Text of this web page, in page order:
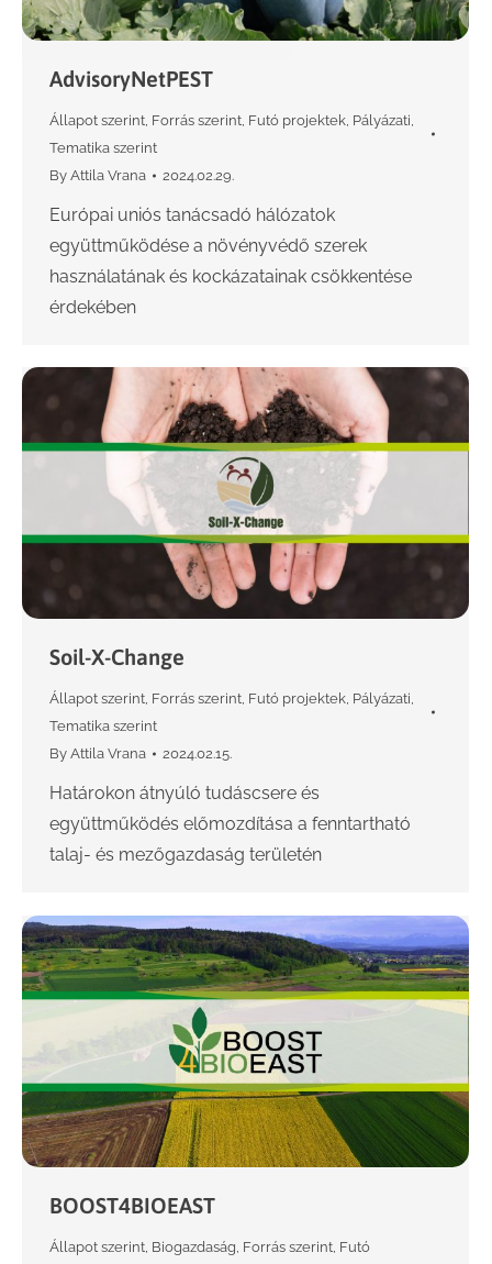
AdvisoryNetPEST
Állapot szerint, Forrás szerint, Futó projektek, Pályázati,
Tematika szerint
By Attila Vrana 2024.02.29.
Európai uniós tanácsadó hálózatok
együttműködése a növényvédő szerek
használatának és kockázatainak csökkentése
érdekében
Soil-X-Change
Állapot szerint, Forrás szerint, Futó projektek, Pályázati,
Tematika szerint
By Attila Vrana 2024.02.15.
Határokon átnyúló tudáscsere és
együttműködés előmozdítása a fenntartható
talaj- és mezőgazdaság területén
BOOST4BIOEAST
Állapot szerint, Biogazdaság, Forrás szerint, Futó